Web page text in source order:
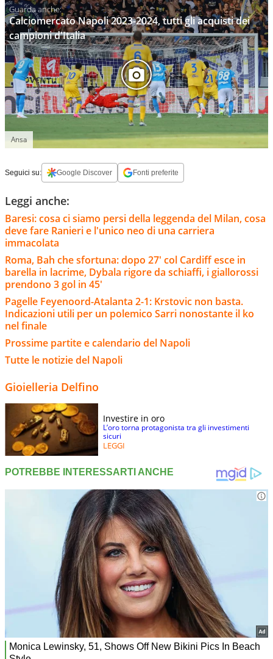
Calciomercato Napoli 2023-2024, tutti gli acquisti dei
campioni d'Italia
Ansa
Seguici su: Google Discover Fonti preferite
Leggi anche:
Baresi: cosa ci siamo persi della leggenda del Milan, cosa
deve fare Ranieri e l'unico neo di una carriera
immacolata
Roma, Bah che sfortuna: dopo 27' col Cardiff esce in
barella in lacrime, Dybala rigore da schiaffi, i giallorossi
prendono 3 gol in 45'
Pagelle Feyenoord-Atalanta 2-1: Krstovic non basta.
Indicazioni utili per un polemico Sarri nonostante il ko
nel finale
Prossime partite e calendario del Napoli
Tutte le notizie del Napoli
Gioielleria Delfino
Investire in oro
L’oro torna protagonista tra gli investimenti
sicuri
LEGGI